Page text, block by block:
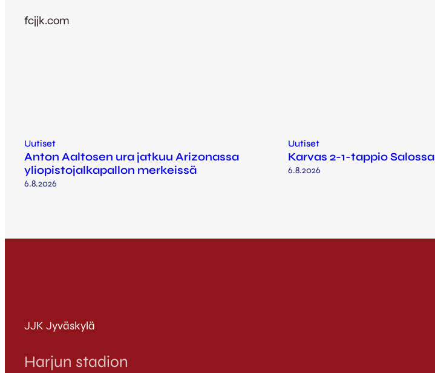
fcjjk.com
Uutiset
Anton Aaltosen ura jatkuu Arizonassa
yliopistojalkapallon merkeissä
6.8.2026
Uutiset
Karvas 2-1-tappio Salossa
6.8.2026
JJK Jyväskylä
Harjun stadion